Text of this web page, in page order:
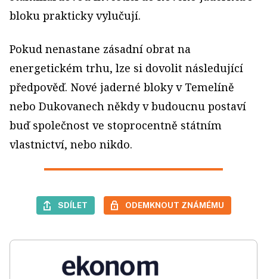
bloku prakticky vylučují.
Pokud nenastane zásadní obrat na
energetickém trhu, lze si dovolit následující
předpověď. Nové jaderné bloky v Temelíně
nebo Dukovanech někdy v budoucnu postaví
buď společnost ve stoprocentně státním
vlastnictví, nebo nikdo.
SDÍLET ODEMKNOUT ZNÁMÉMU